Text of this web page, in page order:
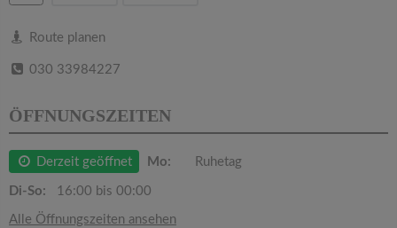
Route planen
030 33984227
ÖFFNUNGSZEITEN
Derzeit geöffnet Mo: Ruhetag
Di-So: 16:00 bis 00:00
Alle Öffnungszeiten ansehen
g
a
t
i